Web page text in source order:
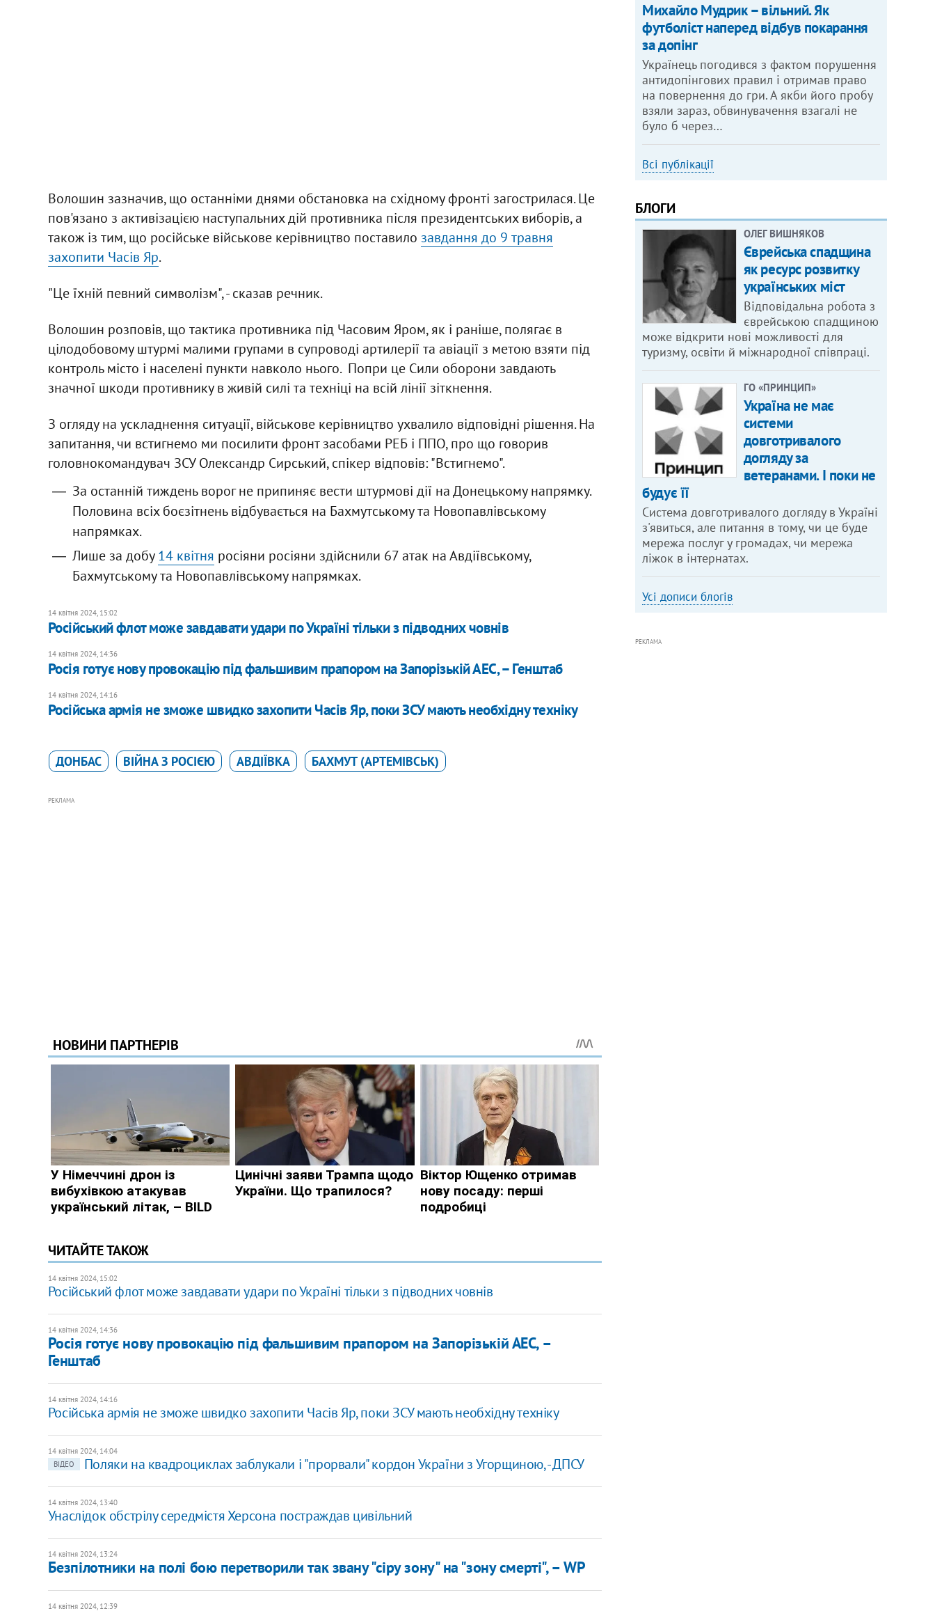
Волошин зазначив, що останніми днями обстановка на східному фронті загострилася. Це
пов'язано з активізацією наступальних дій противника після президентських виборів, а
також із тим, що російське військове керівництво поставило завдання до 9 травня
захопити Часів Яр.
"Це їхній певний символізм", - сказав речник.
Волошин розповів, що тактика противника під Часовим Яром, як і раніше, полягає в
цілодобовому штурмі малими групами в супроводі артилерії та авіації з метою взяти під
контроль місто і населені пункти навколо нього. Попри це Сили оборони завдають
значної шкоди противнику в живій силі та техніці на всій лінії зіткнення.
З огляду на ускладнення ситуації, військове керівництво ухвалило відповідні рішення. На
запитання, чи встигнемо ми посилити фронт засобами РЕБ і ППО, про що говорив
головнокомандувач ЗСУ Олександр Сирський, спікер відповів: "Встигнемо".
За останній тиждень ворог не припиняє вести штурмові дії на Донецькому напрямку.
Половина всіх боєзітнень відбувається на Бахмутському та Новопавлівському
напрямках.
Лише за добу14 квітня росіяни росіяни здійснили 67 атак на Авдіївському,
Бахмутському та Новопавлівському напрямках.
14 квітня 2024, 15:02
Російський флот може завдавати удари по Україні тільки з підводних човнів
14 квітня 2024, 14:36
Росія готує нову провокацію під фальшивим прапором на Запорізькій АЕС, – Генштаб
14 квітня 2024, 14:16
Російська армія не зможе швидко захопити Часів Яр, поки ЗСУ мають необхідну техніку
ДОНБАС ВІЙНА З РОСІЄЮ АВДІЇВКА БАХМУТ (АРТЕМІВСЬК)
РЕКЛАМА
ЧИТАЙТЕ ТАКОЖ
14 квітня 2024, 15:02
Російський флот може завдавати удари по Україні тільки з підводних човнів
14 квітня 2024, 14:36
Росія готує нову провокацію під фальшивим прапором на Запорізькій АЕС, –
Генштаб
14 квітня 2024, 14:16
Російська армія не зможе швидко захопити Часів Яр, поки ЗСУ мають необхідну техніку
14 квітня 2024, 14:04
ВІДЕО
Поляки на квадроциклах заблукали і "прорвали" кордон України з Угорщиною, - ДПСУ
14 квітня 2024, 13:40
Унаслідок обстрілу середмістя Херсона постраждав цивільний
14 квітня 2024, 13:24
Безпілотники на полі бою перетворили так звану "сіру зону" на "зону смерті", – WP
14 квітня 2024, 12:39
Михайло Мудрик – вільний. Як
футболіст наперед відбув покарання
за допінг
Українець погодився з фактом порушення
антидопінгових правил і отримав право
на повернення до гри. А якби його пробу
взяли зараз, обвинувачення взагалі не
було б через…
Всі публікації
БЛОГИ
ОЛЕГ ВИШНЯКОВ
Єврейська спадщина
як ресурс розвитку
українських міст
Відповідальна робота з
єврейською спадщиною
може відкрити нові можливості для
туризму, освіти й міжнародної співпраці.
ГО «ПРИНЦИП»
Україна не має
системи
довготривалого
догляду за
ветеранами. І поки не
будує її
Система довготривалого догляду в Україні
з'явиться, але питання в тому, чи це буде
мережа послуг у громадах, чи мережа
ліжок в інтернатах.
Усі дописи блогів
РЕКЛАМА